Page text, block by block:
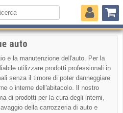
auto
e la manutenzione dell'auto. Per la
utilizzare prodotti professionali in
senza il timore di poter danneggiare
o interne dell'abitacolo. Il nostro
di prodotti per la cura degli interni,
della carrozzeria di auto e